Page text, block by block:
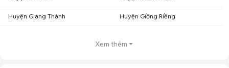
Huyện Giang Thành Huyện Giồng Riềng
Xem thêm